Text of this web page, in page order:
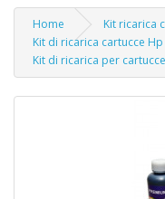
Home
Kit ricarica
Kit di ricarica cartucce
Kit di ricarica per